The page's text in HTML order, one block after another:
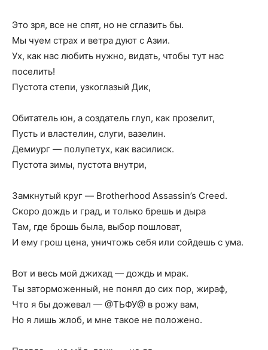
Это зря, все не спят, но не сглазить бы.
Мы чуем страх и ветра дуют с Азии.
Ух, как нас любить нужно, видать, чтобы тут нас
поселить!
Пустота степи, узкоглазый Дик,
Обитатель юн, а создатель глуп, как прозелит,
Пусть и властелин, слуги, вазелин.
Демиург — полупетух, как василиск.
Пустота зимы, пустота внутри,
Замкнутый круг — Brotherhood Assassin’s Creed.
Скоро дождь и град, и только брешь и дыра
Там, где брошь была, выбор пошловат,
И ему грош цена, уничтожь себя или сойдешь с ума.
Вот и весь мой джихад — дождь и мрак.
Ты заторможенный, не понял до сих пор, жираф,
Что я бы дожевал — @ТЬФУ@ в рожу вам,
Но я лишь жлоб, и мне такое не положено.